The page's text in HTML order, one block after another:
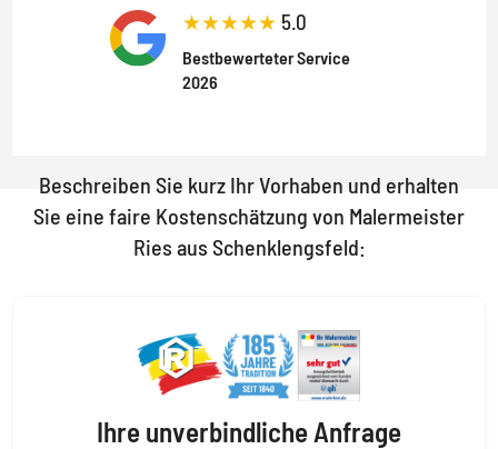
★★★★★ 5.0
Bestbewerteter Service
2026
Beschreiben Sie kurz Ihr Vorhaben und erhalten
Sie eine faire Kostenschätzung von Malermeister
Ries aus Schenklengsfeld:
Ihre unverbindliche Anfrage